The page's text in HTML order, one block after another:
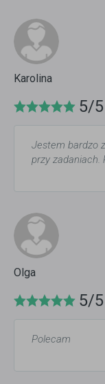
Karolina
5/5
Jestem bardzo
przy zadaniach.
Olga
5/5
Polecam